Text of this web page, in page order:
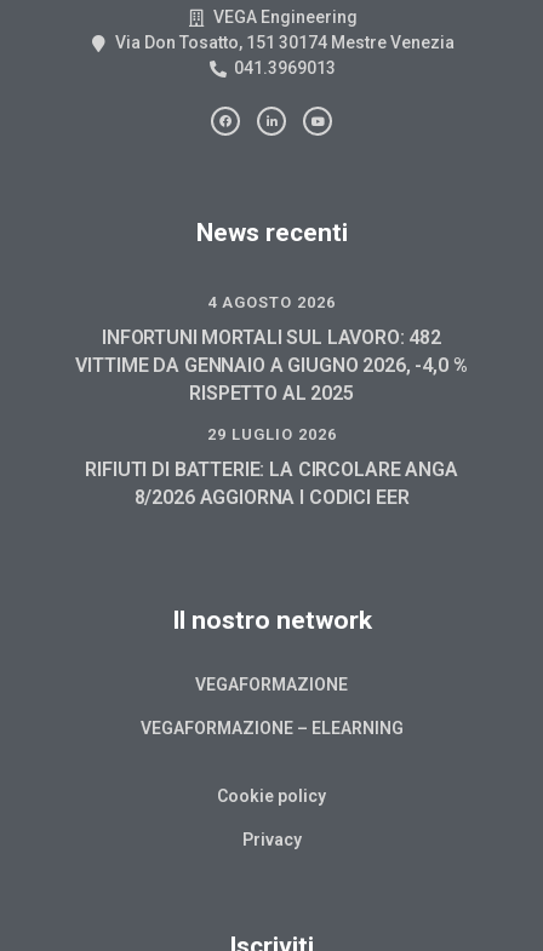
VEGA Engineering
Via Don Tosatto, 151 30174 Mestre Venezia
041.3969013
News recenti
4 AGOSTO 2026
INFORTUNI MORTALI SUL LAVORO: 482
VITTIME DA GENNAIO A GIUGNO 2026, -4,0 %
RISPETTO AL 2025
29 LUGLIO 2026
RIFIUTI DI BATTERIE: LA CIRCOLARE ANGA
8/2026 AGGIORNA I CODICI EER
Il nostro network
VEGAFORMAZIONE
VEGAFORMAZIONE – ELEARNING
Cookie policy
Privacy